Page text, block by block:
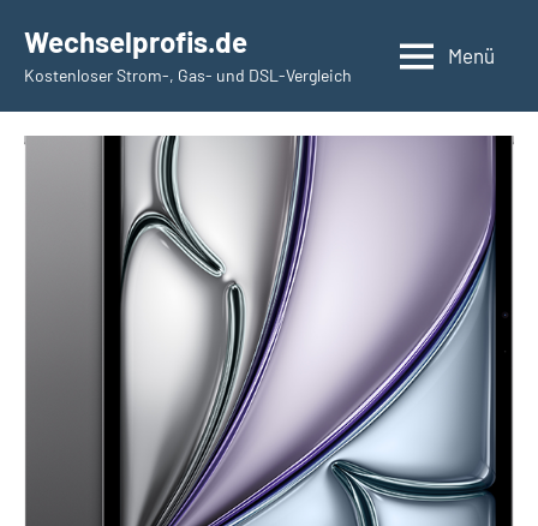
Inhalt
springen
Wechselprofis.de
Kostenloser Strom-, Gas- und DSL-Vergleich
Menü